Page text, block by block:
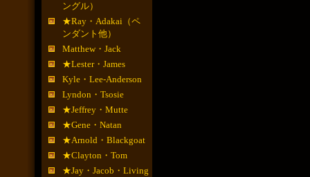
ングル）
★Ray・Adakai（ペ
ンダント他）
Matthew・Jack
★Lester・James
Kyle・Lee-Anderson
Lyndon・Tsosie
★Jeffrey・Mutte
★Gene・Natan
★Arnold・Blackgoat
★Clayton・Tom
★Jay・Jacob・Living